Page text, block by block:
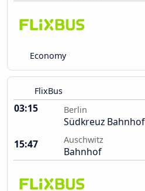
Economy
FlixBus
03:15 Berlin
Südkreuz Bahnhof
15:47
Auschwitz
Bahnhof